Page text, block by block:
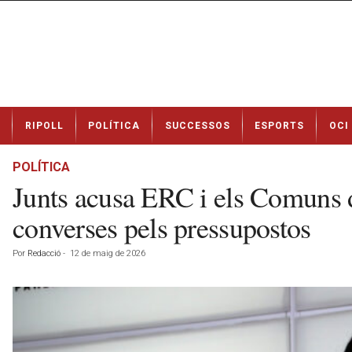
t
RIPOLL POLÍTICA SUCCESSOS ESPORTS OCI
POLÍTICA
Junts acusa ERC i els
converses pels pressupostos
Por Redacció - 12 de maig de 2026